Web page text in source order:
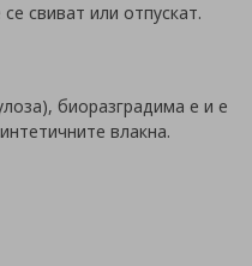
свиват или отпускат.
биоразградима е и е
влакна.